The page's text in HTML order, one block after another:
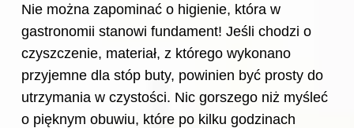
Nie można zapominać o higienie, która w
gastronomii stanowi fundament! Jeśli chodzi o
czyszczenie, materiał, z którego wykonano
przyjemne dla stóp buty, powinien być prosty do
utrzymania w czystości. Nic gorszego niż myśleć
o pięknym obuwiu, które po kilku godzinach